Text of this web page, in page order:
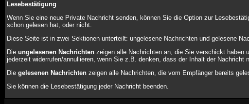
Lesebestätigung
Wenn Sie eine neue Private Nachricht senden, können Sie die Option zur
schon gelesen hat, oder nicht.
Diese Seite ist in zwei Sektionen unterteilt: ungelesene Nachrichten und gelesene
Die ungelesenen Nachrichten zeigen alle Nachrichten an, die Sie verschickt haben
jederzeit widerrufen/annullieren, wenn Sie z.B. denken, dass der Inhalt der Nachricht
Die gelesenen Nachrichten zeigen alle Nachrichten, die vom Empfänger bereits
Sie können die Lesebestätigung jeder Nachricht beenden.